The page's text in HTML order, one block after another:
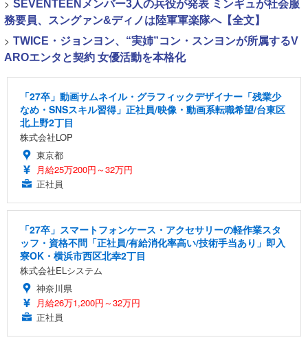
> SEVENTEENメンバー3人の兵役が発表 ミンギュが社会服
務要員、スングァン&ディノは陸軍軍楽隊へ【全文】
> TWICE・ジョンヨン、“実姉”コン・スンヨンが所属するV
AROエンタと契約 女優活動を本格化
「27卒」動画サムネイル・グラフィックデザイナー「残業少
なめ・SNSスキル習得」正社員/映像・動画系転職希望/台東区
北上野2丁目
株式会社LOP
東京都
月給25万200円～32万円
正社員
「27卒」スマートフォンケース・アクセサリーの軽作業スタ
ッフ・資格不問「正社員/有給消化率高い/技術手当あり」即入
寮OK・横浜市西区北幸2丁目
株式会社ELシステム
神奈川県
月給26万1,200円～32万円
正社員